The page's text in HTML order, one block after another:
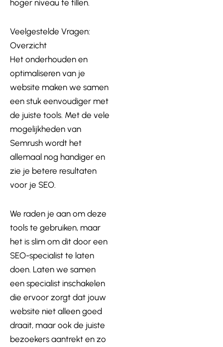
hoger niveau te tillen.
Veelgestelde Vragen:
Overzicht
Het onderhouden en
optimaliseren van je
website maken we samen
een stuk eenvoudiger met
de juiste tools. Met de vele
mogelijkheden van
Semrush wordt het
allemaal nog handiger en
zie je betere resultaten
voor je SEO.
We raden je aan om deze
tools te gebruiken, maar
het is slim om dit door een
SEO-specialist te laten
doen. Laten we samen
een specialist inschakelen
die ervoor zorgt dat jouw
website niet alleen goed
draait, maar ook de juiste
bezoekers aantrekt en zo